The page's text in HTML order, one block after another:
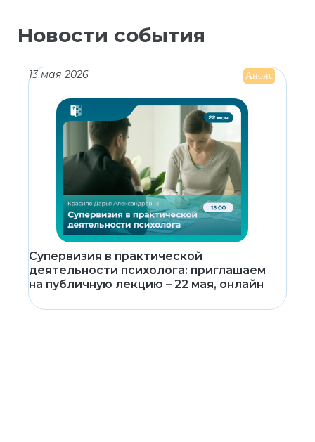
Новости события
13 мая 2026 Анонс
Супервизия в практической
деятельности психолога: приглашаем
на публичную лекцию – 22 мая, онлайн